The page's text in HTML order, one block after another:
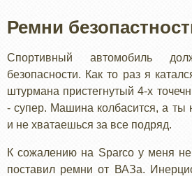
Ремни
Спортивный автомобиль
безопасности. Как то раз я
штурмана пристегнутый 4-х
- супер. Машина колбасится, а ты
и не хватаешься за все подряд.
К сожалению на Sparco у меня
поставил ремни от ВАЗа.